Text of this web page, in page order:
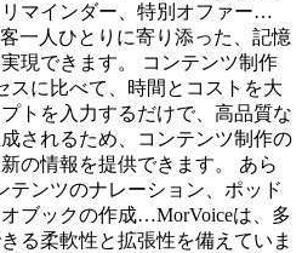
マインダー、特別オファー…
一人ひとりに寄り添った、記憶
現できます。 コンテンツ制作
スに比べて、時間とコストを大
トを入力するだけで、高品質な
されるため、コンテンツ制作の
の情報を提供できます。 あら
テンツのナレーション、ポッド
ブックの作成…MorVoiceは、多
る柔軟性と拡張性を備えていま